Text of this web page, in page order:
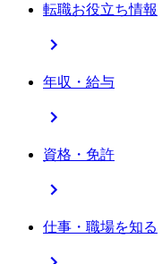
転職お役立ち情報
年収・給与
資格・免許
仕事・職場を知る